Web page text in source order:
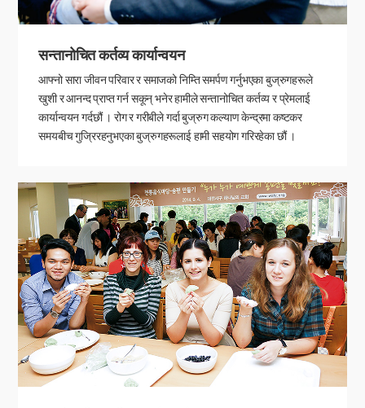
सन्तानोचित कर्तव्य कार्यान्वयन
आफ्नो सारा जीवन परिवार र समाजको निम्ति समर्पण गर्नुभएका बुज्रुगहरूले
खुशी र आनन्द प्राप्त गर्न सकून् भनेर हामीले सन्तानोचित कर्तव्य र प्रेमलाई
कार्यान्वयन गर्दछौं । रोग र गरीबीले गर्दा बुज्रुग कल्याण केन्द्रमा कष्टकर
समयबीच गुज्रिरहनुभएका बुज्रुगहरूलाई हामी सहयोग गरिरहेका छौं ।